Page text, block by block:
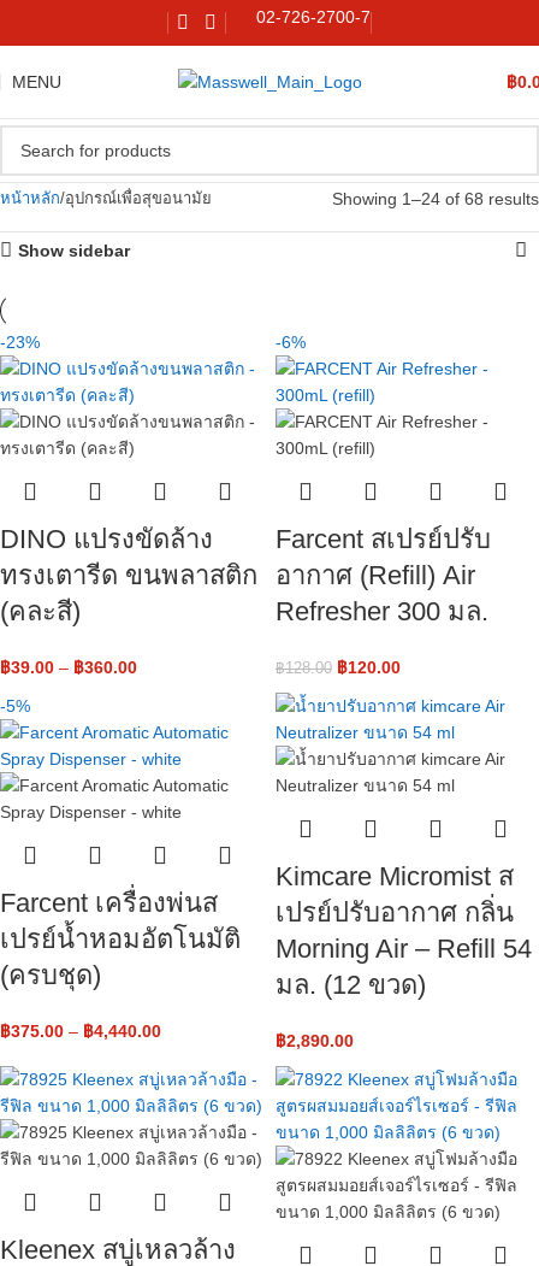
02-726-2700-7
MENU ฿
หน้าหลัก อุปกรณ์เพื่อสุขอนามัย Showing 1–24 of 68 results
Show sidebar
-23%
DINO แปรงขัดล้าง
ทรงเตารีด ขนพลาสติก
(คละสี)
฿39.00 – ฿360.00
-6%
Farcent สเปรย์ปรับ
อากาศ (Refill) Air
Refresher 300 มล.
฿128.00 ฿120.00
-5%
Farcent เครื่องพ่นส
เปรย์น้ำหอมอัตโนมัติ
(ครบชุด)
฿375.00 – ฿4,440.00
Kimcare Micromist ส
เปรย์ปรับอากาศ กลิ่น
Morning Air – Refill 54
มล. (12 ขวด)
฿2,890.00
Kleenex สบู่เหลวล้าง